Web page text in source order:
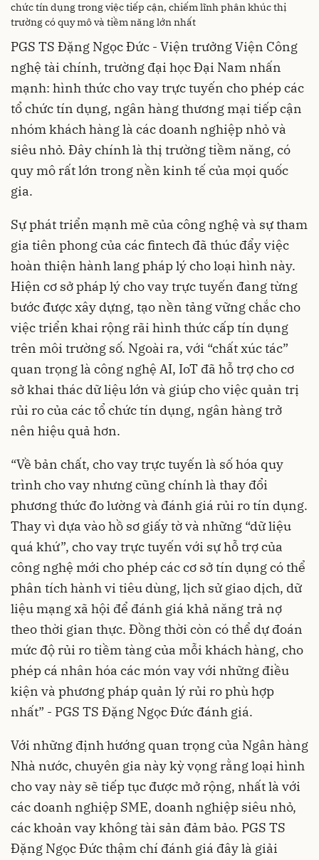
chức tín dụng trong việc tiếp cận, chiếm lĩnh phân khúc thị
trường có quy mô và tiềm năng lớn nhất
PGS TS Đặng Ngọc Đức - Viện trưởng Viện Công
nghệ tài chính, trường đại học Đại Nam nhấn
mạnh: hình thức cho vay trực tuyến cho phép các
tổ chức tín dụng, ngân hàng thương mại tiếp cận
nhóm khách hàng là các doanh nghiệp nhỏ và
siêu nhỏ. Đây chính là thị trường tiềm năng, có
quy mô rất lớn trong nền kinh tế của mọi quốc
gia.
Sự phát triển mạnh mẽ của công nghệ và sự tham
gia tiên phong của các fintech đã thúc đẩy việc
hoàn thiện hành lang pháp lý cho loại hình này.
Hiện cơ sở pháp lý cho vay trực tuyến đang từng
bước được xây dựng, tạo nền tảng vững chắc cho
việc triển khai rộng rãi hình thức cấp tín dụng
trên môi trường số. Ngoài ra, với “chất xúc tác”
quan trọng là công nghệ AI, IoT đã hỗ trợ cho cơ
sở khai thác dữ liệu lớn và giúp cho việc quản trị
rủi ro của các tổ chức tín dụng, ngân hàng trở
nên hiệu quả hơn.
“Về bản chất, cho vay trực tuyến là số hóa quy
trình cho vay nhưng cũng chính là thay đổi
phương thức đo lường và đánh giá rủi ro tín dụng.
Thay vì dựa vào hồ sơ giấy tờ và những “dữ liệu
quá khứ”, cho vay trực tuyến với sự hỗ trợ của
công nghệ mới cho phép các cơ sở tín dụng có thể
phân tích hành vi tiêu dùng, lịch sử giao dịch, dữ
liệu mạng xã hội để đánh giá khả năng trả nợ
theo thời gian thực. Đồng thời còn có thể dự đoán
mức độ rủi ro tiềm tàng của mỗi khách hàng, cho
phép cá nhân hóa các món vay với những điều
kiện và phương pháp quản lý rủi ro phù hợp
nhất” - PGS TS Đặng Ngọc Đức đánh giá.
Với những định hướng quan trọng của Ngân hàng
Nhà nước, chuyên gia này kỳ vọng rằng loại hình
cho vay này sẽ tiếp tục được mở rộng, nhất là với
các doanh nghiệp SME, doanh nghiệp siêu nhỏ,
các khoản vay không tài sản đảm bảo. PGS TS
Đặng Ngọc Đức thậm chí đánh giá đây là giải